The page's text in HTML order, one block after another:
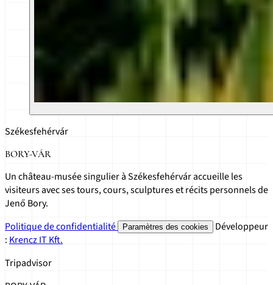
Székesfehérvár
BORY-VÁR
Un château-musée singulier à Székesfehérvár accueille les
visiteurs avec ses tours, cours, sculptures et récits personnels de
Jenő Bory.
Politique de confidentialité
Paramètres des cookies
Développeur
: Krencz IT Kft.
Tripadvisor